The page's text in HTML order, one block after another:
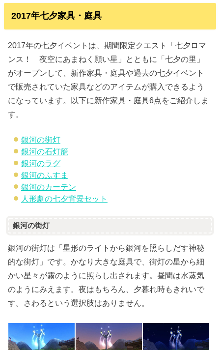
2017年七夕家具・庭具
2017年の七夕イベントは、期間限定クエスト「七夕ロマ
ンス！ 夜空にあまねく願い星」とともに「七夕の里」
がオープンして、新作家具・庭具や過去の七夕イベント
で販売されていた家具などのアイテムが購入できるよう
になっています。以下に新作家具・庭具6点をご紹介しま
す。
銀河の街灯
銀河の石灯籠
銀河のラグ
銀河のふすま
銀河のカーテン
人形劇の七夕背景セット
銀河の街灯
銀河の街灯は「星形のライトから銀河を照らしだす神秘
的な街灯」です。かなり大きな庭具で、街灯の星から細
かい星々が霧のように照らし出されます。昼間は水蒸気
のようにみえます。夜はもちろん、夕暮れ時もきれいで
す。さわるという選択肢はありません。